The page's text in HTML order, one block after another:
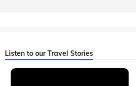
Listen to our Travel Stories